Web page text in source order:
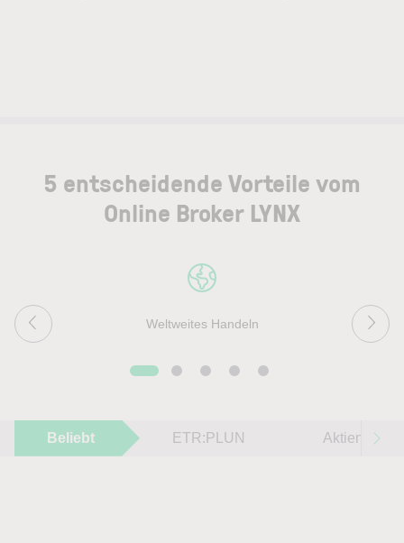
5 entscheidende Vorteile vom
Online Broker LYNX
Weltweites Handeln
Beliebt ETR:PLUN Aktien im